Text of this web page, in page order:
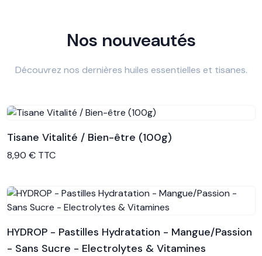
Nos nouveautés
Découvrez nos dernières huiles essentielles et tisanes.
Voir le produit
Tisane Vitalité / Bien-être (100g)
8,90 € TTC
Voir le produit
HYDROP - Pastilles Hydratation - Mangue/Passion
- Sans Sucre - Electrolytes & Vitamines